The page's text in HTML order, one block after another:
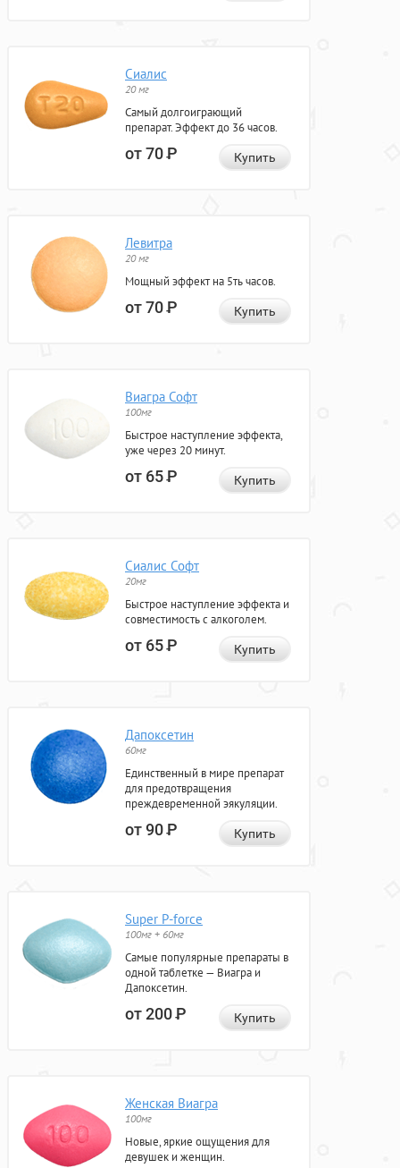
Сиалис
20 мг
Самый долгоиграющий
препарат. Эффект до 36 часов.
от 70Р Купить
Левитра
20 мг
Мощный эффект на 5ть часов.
от 70Р Купить
Виагра Софт
100мг
Быстрое наступление эффекта,
уже через 20 минут.
от 65Р Купить
Сиалис Софт
20мг
Быстрое наступление эффекта и
совместимость с алкоголем.
от 65Р Купить
Дапоксетин
60мг
Единственный в мире препарат
для предотвращения
преждевременной эякуляции.
от 90Р Купить
Super P-force
100мг + 60мг
Самые популярные препараты в
одной таблетке — Виагра и
Дапоксетин.
от 200Р Купить
Женская Виагра
100мг
Новые, яркие ощущения для
девушек и женщин.